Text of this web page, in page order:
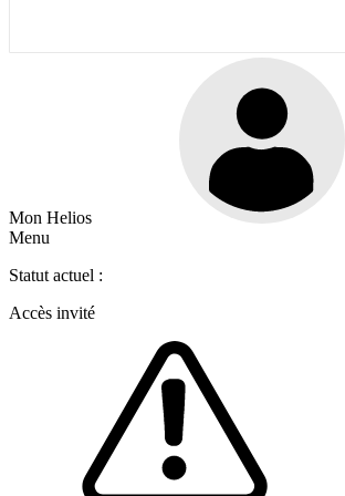
Mon Helios
Menu
Statut actuel :
Accès invité